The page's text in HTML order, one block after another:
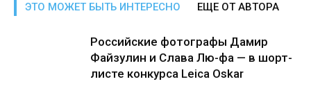
ЭТО МОЖЕТ БЫТЬ ИНТЕРЕСНО ЕЩЕ ОТ АВТОРА
Российские фотографы Дамир
Файзулин и Слава Лю-фа — в шорт-
листе конкурса Leica Oskar